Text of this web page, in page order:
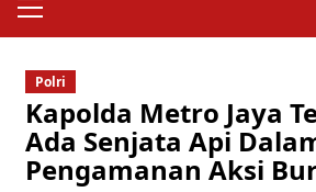
Menu
Polri
Kapolda Metro Jaya
Ada Senjata Api
Pengamanan Aksi